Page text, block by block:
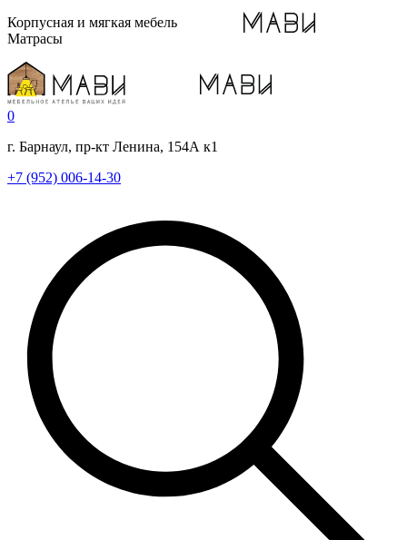
Корпусная и мягкая мебель
Матрасы
0
г. Барнаул, пр-кт Ленина, 154А к1
+7 (952) 006-14-30